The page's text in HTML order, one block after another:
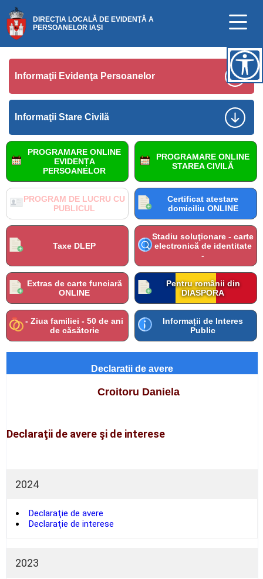
DIRECŢIA LOCALĂ DE EVIDENŢĂ A
PERSOANELOR IAŞI
Informaţii Evidenţa Persoanelor
Informaţii Stare Civilă
PROGRAM DE LUCRU CU
PUBLICUL
PROGRAMARE ONLINE
EVIDENȚA
PERSOANELOR
PROGRAMARE ONLINE
STAREA CIVILĂ
Certificat atestare
domiciliu ONLINE
Taxe DLEP
Stadiu soluţionare - carte
electronică de identitate
-
Extras de carte funciară
ONLINE
Pentru românii din
DIASPORA
- Ziua familiei - 50 de ani
de căsătorie
Informații de Interes
Public
Declaratii de avere
Croitoru Daniela
Declaraţii de avere şi de interese
2024
Declaraţie de avere
Declaraţie de interese
2023